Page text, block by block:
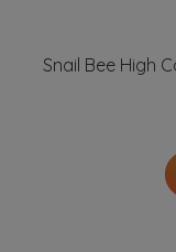
Snail Bee High